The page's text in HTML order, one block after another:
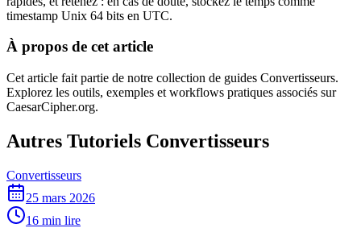
timestamp Unix 64 bits en UTC.
À propos de cet article
Cet article fait partie de notre collection de guides Convertisseurs.
Explorez les outils, exemples et workflows pratiques associés sur
CaesarCipher.org.
Autres Tutoriels Convertisseurs
Convertisseurs
25 mars 2026
16 min lire